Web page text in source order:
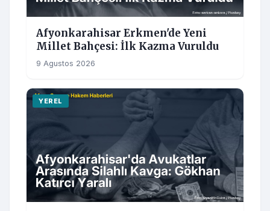
Afyonkarahisar Erkmen'de Yeni
Millet Bahçesi: İlk Kazma Vuruldu
9 Agustos 2026
YEREL